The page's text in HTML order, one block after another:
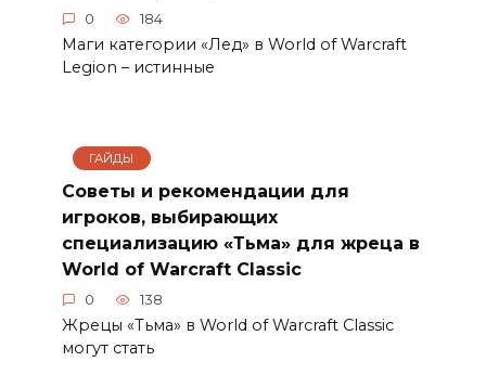
0 184
Маги категории «Лед» в World of Warcraft
Legion – истинные
ГАЙДЫ
Советы и рекомендации для
игроков, выбирающих
специализацию «Тьма» для жреца в
World of Warcraft Classic
0 138
Жрецы «Тьма» в World of Warcraft Classic
могут стать